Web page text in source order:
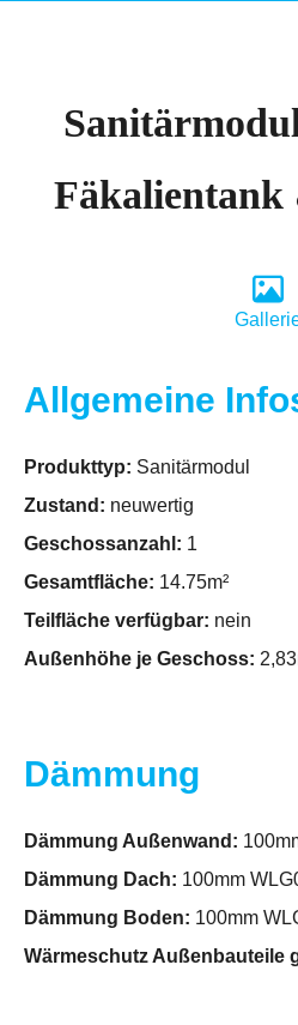
Fäkalientank
Allgemeine
Produkttyp: Sanitärmodul
Zustand: neuwertig
Geschossanzahl: 1
Gesamtfläche: 14.75m²
Teilfläche verfügbar: nein
Außenhöhe je Geschoss:
Dämmung
Dämmung Außenwand:
Dämmung Dach: 100mm
Dämmung Boden: 100mm
Wärmeschutz Außenbauteile